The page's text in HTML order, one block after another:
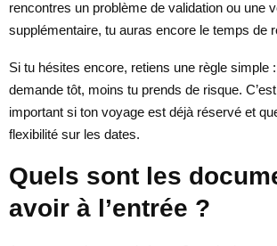
rencontres un problème de validation ou une
supplémentaire, tu auras encore le temps de
Si tu hésites encore, retiens une règle simple
demande tôt, moins tu prends de risque.
important si ton voyage est déjà réservé et
flexibilité sur les dates.
Quels sont les
avoir à l’entrée ?